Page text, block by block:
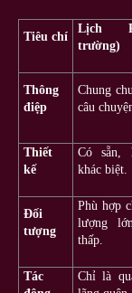
Tiêu chí
Lịch
trường)
Thông
điệp
Chung
câu
Thiết
kế
Có sẵn,
khác biệt.
Đối
tượng
Phù hợp
lượng
thấp.
Tác
Chỉ là